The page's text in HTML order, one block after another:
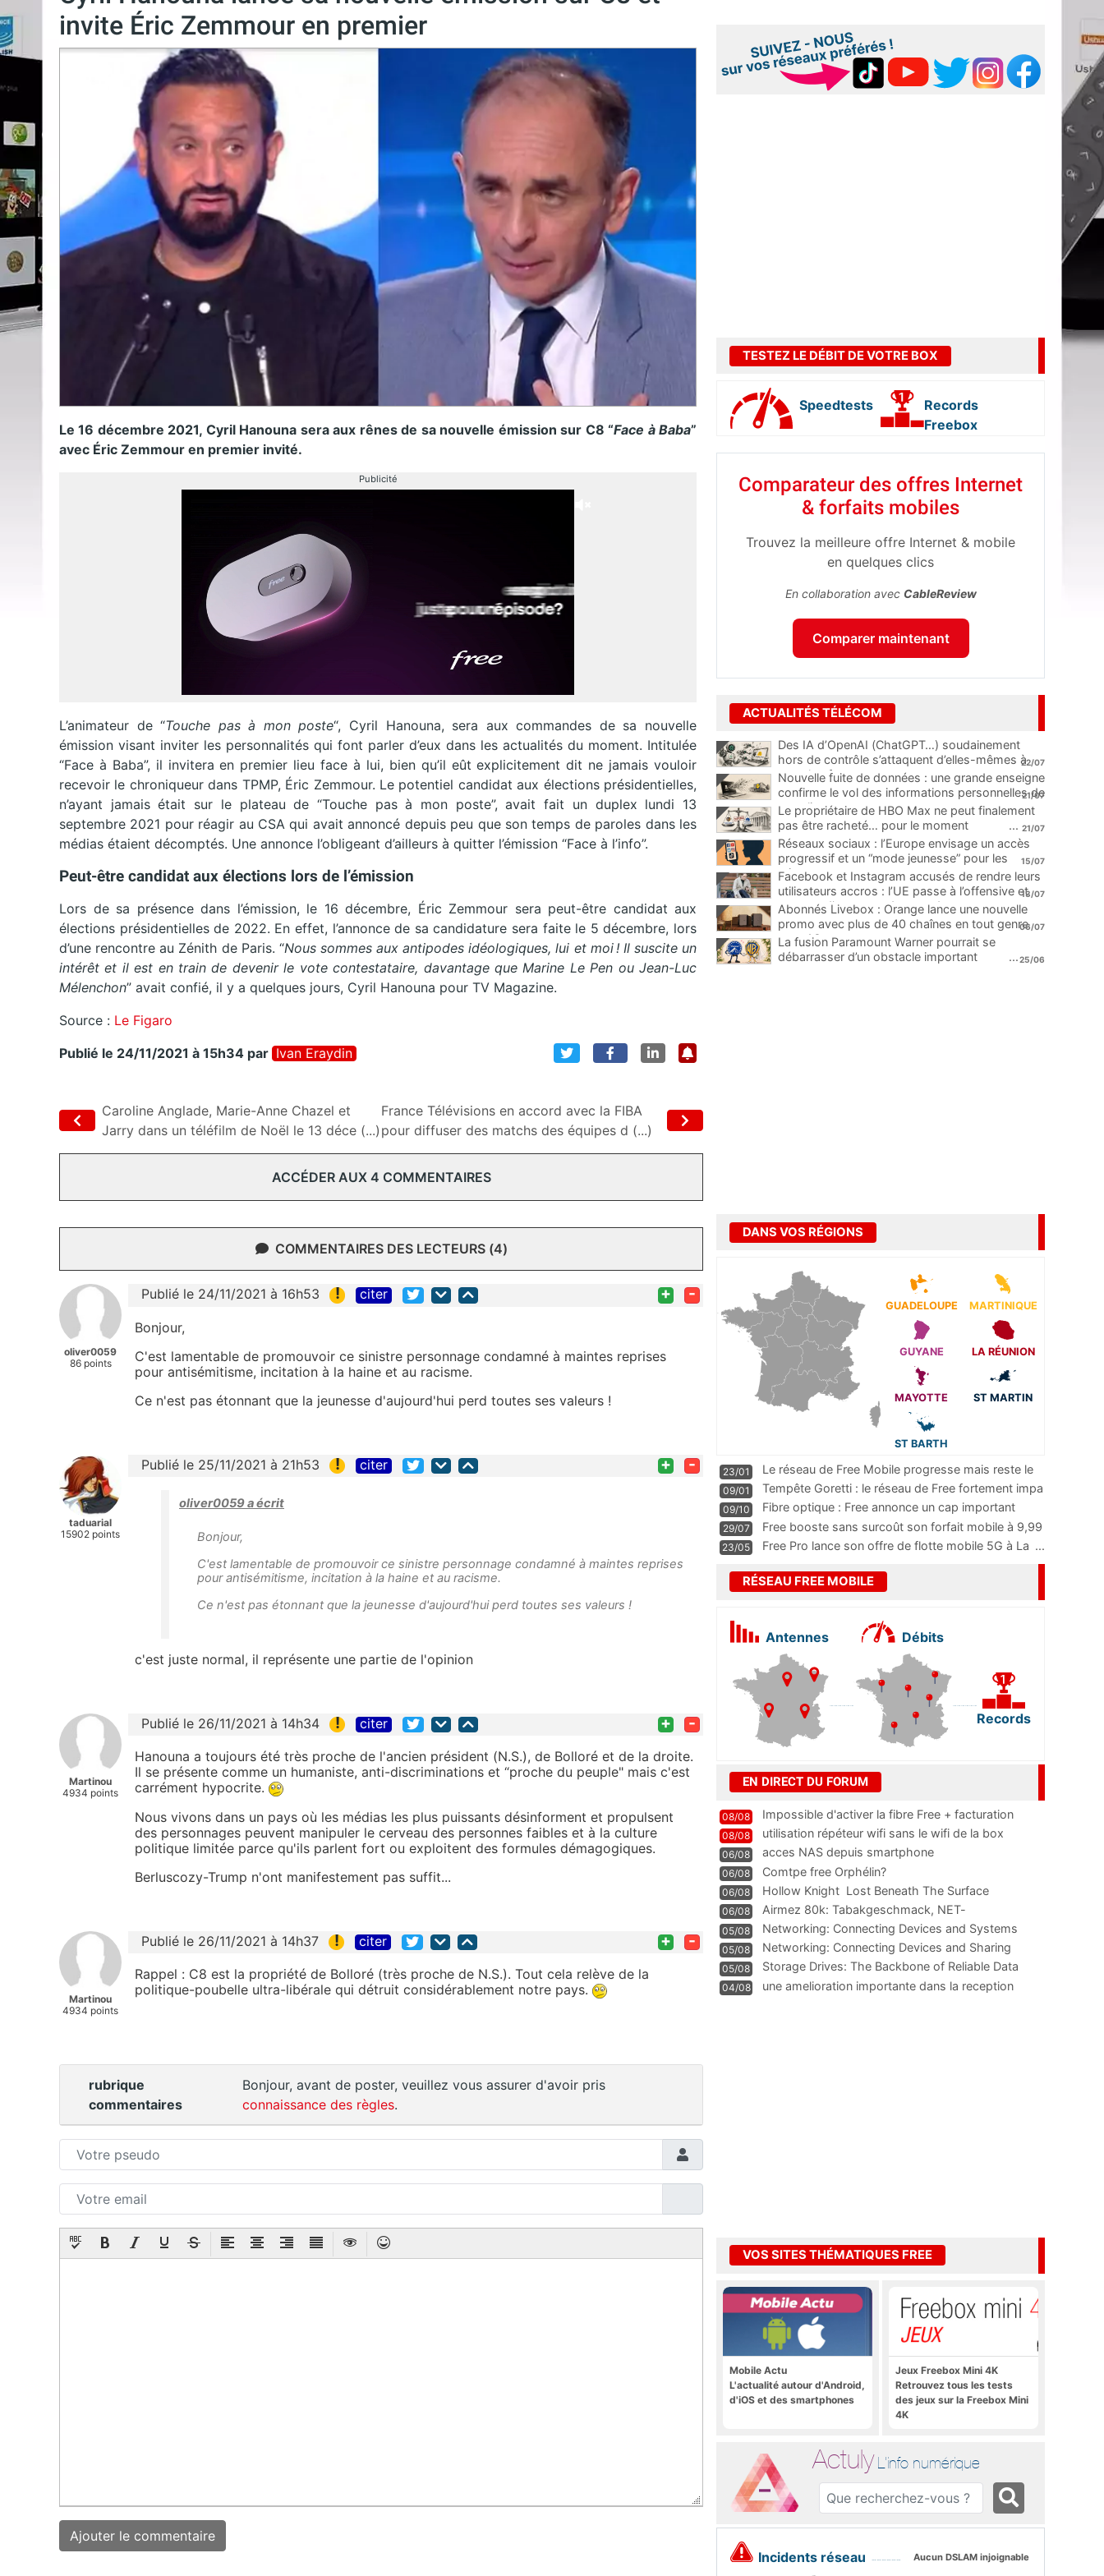
invite Éric Zemmour en premier
Le 16 décembre 2021, Cyril Hanouna sera aux rênes de sa nouvelle émission sur C8 “Face à Baba”
avec Éric Zemmour en premier invité.
Publicité
L’animateur de “Touche pas à mon poste“, Cyril Hanouna, sera aux commandes de sa nouvelle
émission visant inviter les personnalités qui font parler d’eux dans les actualités du moment. Intitulée
“Face à Baba”, il invitera en premier lieu face à lui, bien qu’il eût explicitement dit ne jamais vouloir
recevoir le chroniqueur dans TPMP, Éric Zemmour. Le potentiel candidat aux élections présidentielles,
n’ayant jamais était sur le plateau de “Touche pas à mon poste”, avait fait un duplex lundi 13
septembre 2021 pour réagir au CSA qui avait annoncé depuis peu que son temps de paroles dans les
médias étaient décomptés. Une annonce l’obligeant d’ailleurs à quitter l’émission “Face à l’info”.
Peut-être candidat aux élections lors de l’émission
Lors de sa présence dans l’émission, le 16 décembre, Éric Zemmour sera peut-être candidat aux
élections présidentielles de 2022. En effet, l’annonce de sa candidature sera faite le 5 décembre, lors
d’une rencontre au Zénith de Paris. “Nous sommes aux antipodes idéologiques, lui et moi ! Il suscite un
intérêt et il est en train de devenir le vote contestataire, davantage que Marine Le Pen ou Jean-Luc
Mélenchon” avait confié, il y a quelques jours, Cyril Hanouna pour TV Magazine.
Source : Le Figaro
Publié le 24/11/2021 à 15h34 par Ivan Eraydin
Caroline Anglade, Marie-Anne Chazel et
Jarry dans un téléfilm de Noël le 13 déce (...)
France Télévisions en accord avec la FIBA
pour diffuser des matchs des équipes d (...)
ACCÉDER AUX 4 COMMENTAIRES
COMMENTAIRES DES LECTEURS (4)
oliver0059
86 points
Publié le 24/11/2021 à 16h53 ! citer + -
Bonjour,
C'est lamentable de promouvoir ce sinistre personnage condamné à maintes reprises
pour antisémitisme, incitation à la haine et au racisme.
Ce n'est pas étonnant que la jeunesse d'aujourd'hui perd toutes ses valeurs !
taduarial
15902 points
Publié le 25/11/2021 à 21h53 ! citer + -
oliver0059 a écrit
Bonjour,
C'est lamentable de promouvoir ce sinistre personnage condamné à maintes reprises
pour antisémitisme, incitation à la haine et au racisme.
Ce n'est pas étonnant que la jeunesse d'aujourd'hui perd toutes ses valeurs !
c'est juste normal, il représente une partie de l'opinion
Martinou
4934 points
Publié le 26/11/2021 à 14h34 ! citer + -
Hanouna a toujours été très proche de l'ancien président (N.S.), de Bolloré et de la droite.
Il se présente comme un humaniste, anti-discriminations et “proche du peuple" mais c'est
carrément hypocrite.
Nous vivons dans un pays où les médias les plus puissants désinforment et propulsent
des personnages peuvent manipuler le cerveau des personnes faibles et à la culture
politique limitée parce qu'ils parlent fort ou exploitent des formules démagogiques.
Berluscozy-Trump n'ont manifestement pas suffit...
Martinou
4934 points
Publié le 26/11/2021 à 14h37 ! citer + -
Rappel : C8 est la propriété de Bolloré (très proche de N.S.). Tout cela relève de la
politique-poubelle ultra-libérale qui détruit considérablement notre pays.
rubrique
commentaires
Bonjour, avant de poster, veuillez vous assurer d'avoir pris
connaissance des règles.
TESTEZ LE DÉBIT DE VOTRE BOX
Speedtests
Records
Freebox
Comparateur des offres Internet
& forfaits mobiles
Trouvez la meilleure offre Internet & mobile
en quelques clics
En collaboration avec CableReview
Comparer maintenant
ACTUALITÉS TÉLÉCOM
Des IA d’OpenAI (ChatGPT…) soudainement
hors de contrôle s’attaquent d’elles-mêmes à
une plateforme
...
22/07
Nouvelle fuite de données : une grande enseigne
confirme le vol des informations personnelles de
ses clients
...
21/07
Le propriétaire de HBO Max ne peut finalement
pas être racheté… pour le moment
... 21/07
Réseaux sociaux : l’Europe envisage un accès
progressif et un “mode jeunesse” pour les
mineurs
...
15/07
Facebook et Instagram accusés de rendre leurs
utilisateurs accros : l’UE passe à l’offensive et
menace d’une amende record
...
13/07
Abonnés Livebox : Orange lance une nouvelle
promo avec plus de 40 chaînes en tout genre
pour 1€
06/07
La fusion Paramount Warner pourrait se
débarrasser d’un obstacle important
...25/06
DANS VOS RÉGIONS
GUADELOUPE MARTINIQUE
GUYANE LA RÉUNION
MAYOTTE ST MARTIN
ST BARTH
23/01
Le réseau de Free Mobile progresse mais reste le
m
...
09/01
Tempête Goretti : le réseau de Free fortement impa
09/10
Fibre optique : Free annonce un cap important
pass
...
29/07
Free booste sans surcoût son forfait mobile à 9,99
23/05 Free Pro lance son offre de flotte mobile 5G à La ...
RÉSEAU FREE MOBILE
Antennes Débits
Records
EN DIRECT DU FORUM
08/08
Impossible d'activer la fibre Free + facturation
résiliation
08/08 utilisation répéteur wifi sans le wifi de la box
06/08 acces NAS depuis smartphone
06/08 Comtpe free Orphélin?
06/08 Hollow Knight  Lost Beneath The Surface
06/08
Airmez 80k: Tabakgeschmack, NET-
Technologie und Leistung im
05/08 Networking: Connecting Devices and Systems
05/08
Networking: Connecting Devices and Sharing
Information
05/08
Storage Drives: The Backbone of Reliable Data
Management
04/08
une amelioration importante dans la reception
VOS SITES THÉMATIQUES FREE
Mobile Actu
L'actualité autour d'Android,
d'iOS et des smartphones
Jeux Freebox Mini 4K
Retrouvez tous les tests
des jeux sur la Freebox Mini
4K
Actuly L'info numérique
Incidents réseau Aucun DSLAM injoignable